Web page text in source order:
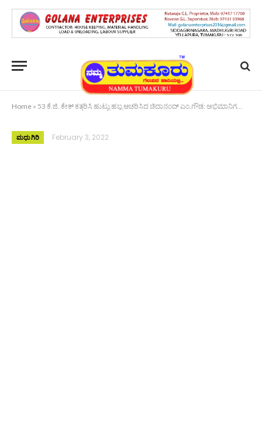
Home » 53 ಕೆ.ಜಿ. ಕೇಕ್ ಕತ್ತರಿಸಿ ಹುಟ್ಟು ಹಬ್ಬ ಆಚರಿಸಿದ ಚಿದಾನಂದ್ ಎಂ.ಗೌಡ: ಅಭಿಮಾನಿಗಳಿಂದ ಶುಭ ಹಾರೈಕೆ
ಮಧುಗಿರಿ February 3, 2022